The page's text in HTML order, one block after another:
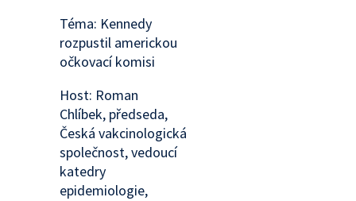
Téma: Kennedy
rozpustil americkou
očkovací komisi
Host: Roman
Chlíbek, předseda,
Česká vakcinologická
společnost, vedoucí
katedry
epidemiologie,